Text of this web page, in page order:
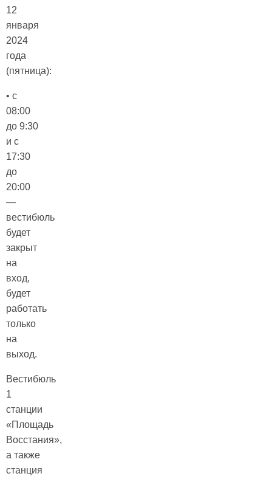
12
января
2024
года
(пятница):
• с
08:00
до 9:30
и с
17:30
до
20:00
—
вестибюль
будет
закрыт
на
вход,
будет
работать
только
на
выход.
Вестибюль
1
станции
«Площадь
Восстания»,
а также
станция